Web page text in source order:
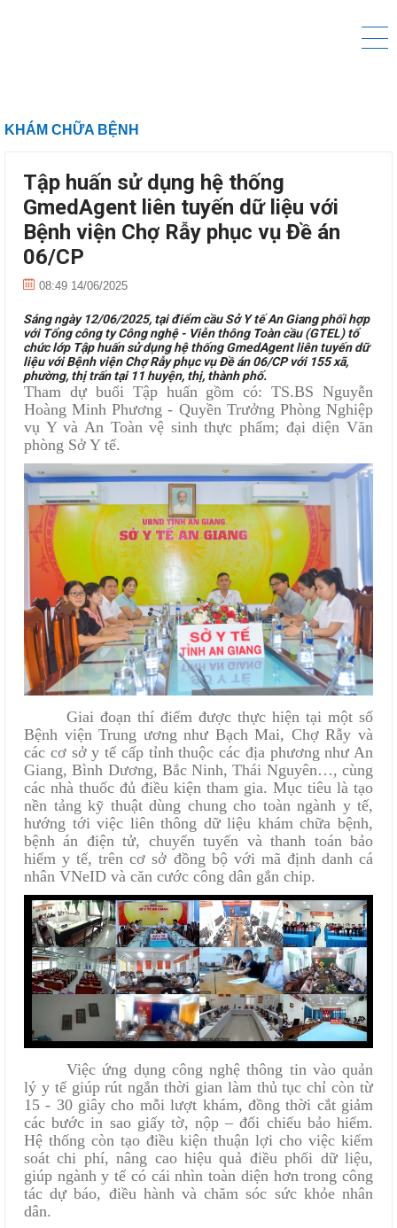
KHÁM CHỮA BỆNH
Tập huấn sử dụng hệ thống
GmedAgent liên tuyến dữ liệu với
Bệnh viện Chợ Rẫy phục vụ Đề án
06/CP
08:49 14/06/2025
Sáng ngày 12/06/2025, tại điểm cầu Sở Y tế An Giang phối hợp
với Tổng công ty Công nghệ - Viễn thông Toàn cầu (GTEL) tổ
chức lớp Tập huấn sử dụng hệ thống GmedAgent liên tuyến dữ
liệu với Bệnh viện Chợ Rẫy phục vụ Đề án 06/CP với 155 xã,
phường, thị trấn tại 11 huyện, thị, thành phố.
Tham dự buổi Tập huấn gồm có: TS.BS Nguyễn
Hoàng Minh Phương - Quyền Trưởng Phòng Nghiệp
vụ Y và An Toàn vệ sinh thực phẩm; đại diện Văn
phòng Sở Y tế.
Giai đoạn thí điểm được thực hiện tại một số
Bệnh viện Trung ương như Bạch Mai, Chợ Rẫy và
các cơ sở y tế cấp tỉnh thuộc các địa phương như An
Giang, Bình Dương, Bắc Ninh, Thái Nguyên…, cùng
các nhà thuốc đủ điều kiện tham gia. Mục tiêu là tạo
nền tảng kỹ thuật dùng chung cho toàn ngành y tế,
hướng tới việc liên thông dữ liệu khám chữa bệnh,
bệnh án điện tử, chuyển tuyến và thanh toán bảo
hiểm y tế, trên cơ sở đồng bộ với mã định danh cá
nhân VNeID và căn cước công dân gắn chip.
Việc ứng dụng công nghệ thông tin vào quản
lý y tế giúp rút ngắn thời gian làm thủ tục chỉ còn từ
15 - 30 giây cho mỗi lượt khám, đồng thời cắt giảm
các bước in sao giấy tờ, nộp – đối chiếu bảo hiểm.
Hệ thống còn tạo điều kiện thuận lợi cho việc kiểm
soát chi phí, nâng cao hiệu quả điều phối dữ liệu,
giúp ngành y tế có cái nhìn toàn diện hơn trong công
tác dự báo, điều hành và chăm sóc sức khỏe nhân
dân.